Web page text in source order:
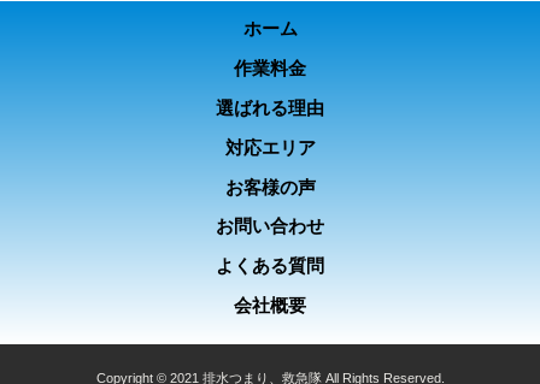
ホーム
作業料金
選ばれる理由
対応エリア
お客様の声
お問い合わせ
よくある質問
会社概要
Copyright © 2021 排水つまり、救急隊 All Rights Reserved.